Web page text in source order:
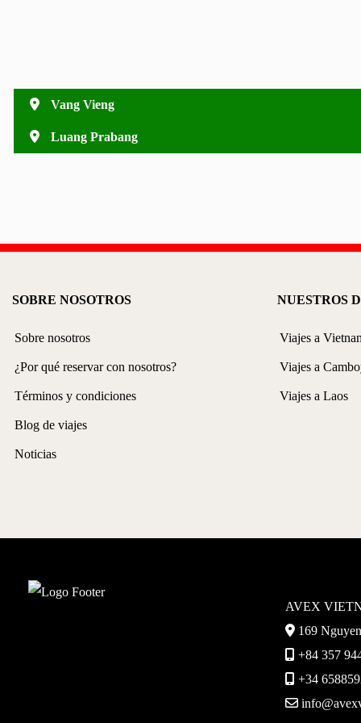
Vang Vieng
Luang Prabang
SOBRE NOSOTROS
Sobre nosotros
¿Por qué reservar con nosotros?
Términos y condiciones
Blog de viajes
Noticias
NUESTROS
Viajes a
Viajes a
Viajes a Laos
AVEX
169
+84 357
+34